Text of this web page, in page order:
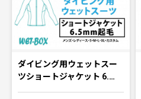
ダイビング用ウェットスー
ツショートジャケット 6.…